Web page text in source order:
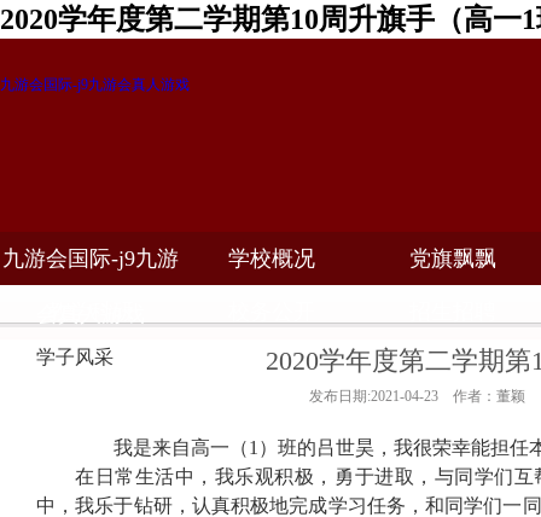
2020学年度第二学期第10周升旗手（高一
九游会国际-j9九游会真人游戏
九游会国际-j9九游 学校概况 党旗飘飘
学子风采 2020学年度第二学期
发布日期:2021-04-23 作者：董颖
我是来自高一（1 ）班的吕世昊，我很荣幸能担任
在日常生活中，我乐观积极，勇于进取，与同学们
中，我乐于钻研，认真积极地完成学习任务，和同学们一